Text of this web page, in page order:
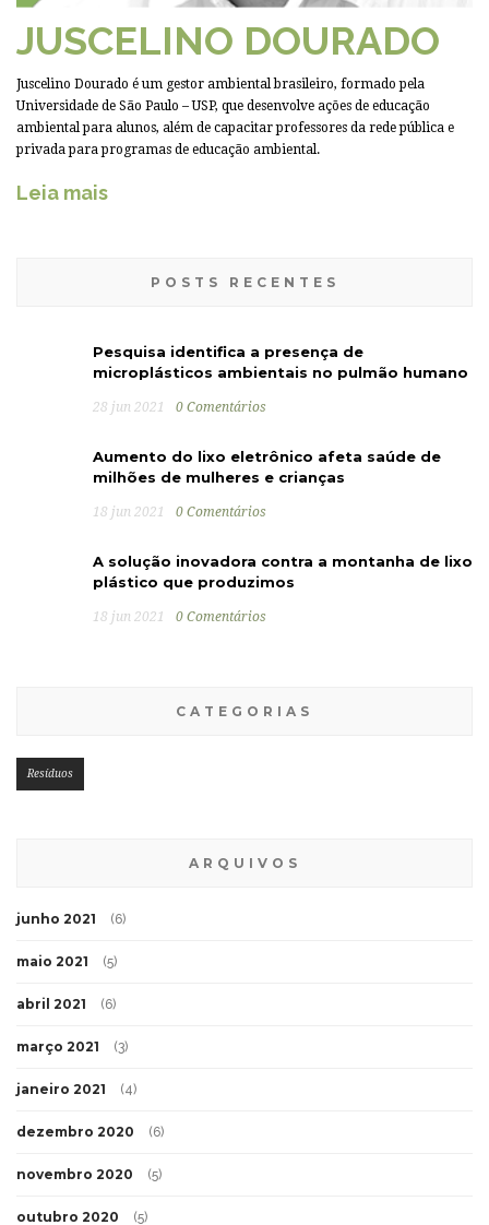
JUSCELINO DOURADO
Juscelino Dourado é um gestor ambiental brasileiro, formado pela
Universidade de São Paulo – USP, que desenvolve ações de educação
ambiental para alunos, além de capacitar professores da rede pública e
privada para programas de educação ambiental.
Leia mais
POSTS RECENTES
Pesquisa identifica a presença de
microplásticos ambientais no pulmão humano
28 jun 2021 0 Comentários
Aumento do lixo eletrônico afeta saúde de
milhões de mulheres e crianças
18 jun 2021 0 Comentários
A solução inovadora contra a montanha de lixo
plástico que produzimos
18 jun 2021 0 Comentários
CATEGORIAS
Resíduos
ARQUIVOS
junho 2021 (6)
maio 2021 (5)
abril 2021 (6)
março 2021 (3)
janeiro 2021 (4)
dezembro 2020 (6)
novembro 2020 (5)
outubro 2020 (5)